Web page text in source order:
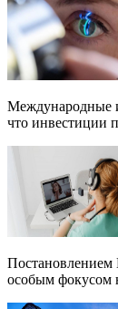
Международные
что инвестиции
Постановлением
особым фокусом